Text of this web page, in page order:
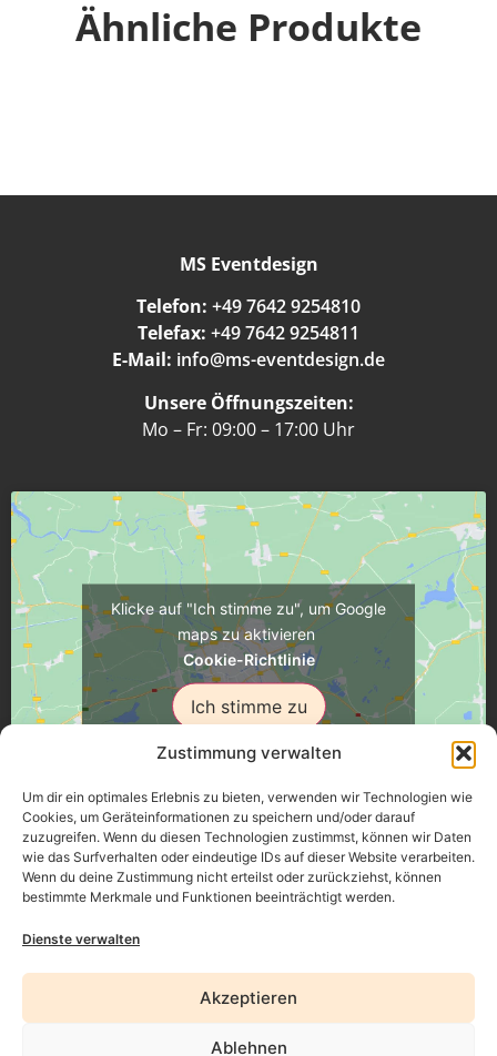
Zustimmung verwalten
Um dir ein optimales Erlebnis zu bieten, verwenden wir Technologien wie
Cookies, um Geräteinformationen zu speichern und/oder darauf
zuzugreifen. Wenn du diesen Technologien zustimmst, können wir Daten
wie das Surfverhalten oder eindeutige IDs auf dieser Website verarbeiten.
Wenn du deine Zustimmung nicht erteilst oder zurückziehst, können
bestimmte Merkmale und Funktionen beeinträchtigt werden.
Dienste verwalten
Akzeptieren
Ablehnen
Ähnliche Produkte
MS Eventdesign
Telefon: +49 7642 9254810
Telefax: +49 7642 9254811
E-Mail: info@ms-eventdesign.de
Unsere Öffnungszeiten:
Mo – Fr: 09:00 – 17:00 Uhr
Klicke auf "Ich stimme zu", um Google
maps zu aktivieren
Cookie-Richtlinie
Ich stimme zu
Üsenberger Strasse 11, 79346 Endingen a.K.
Erklärung zur Barrierefreiheit
AGB